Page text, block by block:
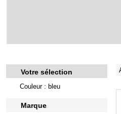
Votre sélection
Couleur : bleu
Marque